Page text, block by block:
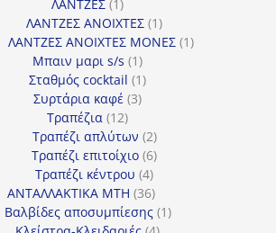
ΛΑΝΤΖΕΣ 1
προϊόν
ΛΑΝΤΖΕΣ ΑΝΟΙΧΤΕΣ 11
προϊόν
ΛΑΝΤΖΕΣ ΑΝΟΙΧΤΕΣ ΜΟΝΕΣ 11
Μπαιν μαρι s/s 11
προϊόν
Σταθμός cocktail 11
Συρτάρια καφέ 33
Τραπέζια 1212
προϊόντα
Τραπέζι απλύτων 22
προϊόντα
Τραπέζι επιτοίχιο 66
προϊόντα
Τραπέζι κέντρου 44
προϊόντα
ΑΝΤΑΛΛΑΚΤΙΚΑ MTH 3636
προϊόντα
Βαλβίδες αποσυμπίεσης 11